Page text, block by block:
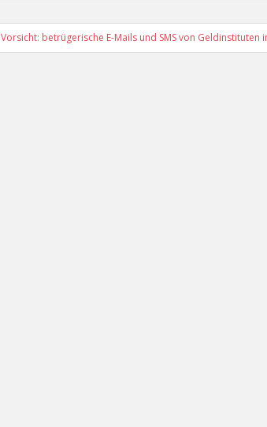
Vorsicht: betrügerische E-Mails und SMS von Geldinstituten